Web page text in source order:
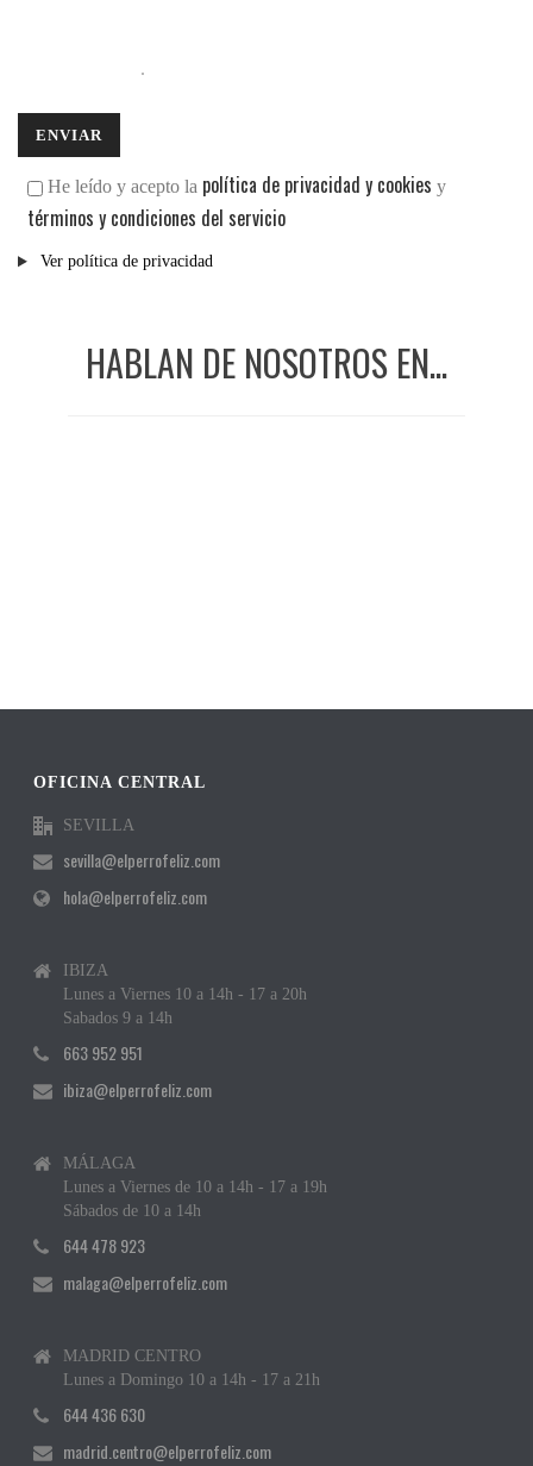
He leído y acepto la política de privacidad y cookies y
términos y condiciones del servicio
Ver política de privacidad
HABLAN DE NOSOTROS EN...
OFICINA CENTRAL
SEVILLA
sevilla@elperrofeliz.com
hola@elperrofeliz.com
IBIZA
Lunes a Viernes 10 a 14h - 17 a 20h
Sabados 9 a 14h
663 952 951
ibiza@elperrofeliz.com
MÁLAGA
Lunes a Viernes de 10 a 14h - 17 a 19h
Sábados de 10 a 14h
644 478 923
malaga@elperrofeliz.com
MADRID CENTRO
Lunes a Domingo 10 a 14h - 17 a 21h
644 436 630
madrid.centro@elperrofeliz.com